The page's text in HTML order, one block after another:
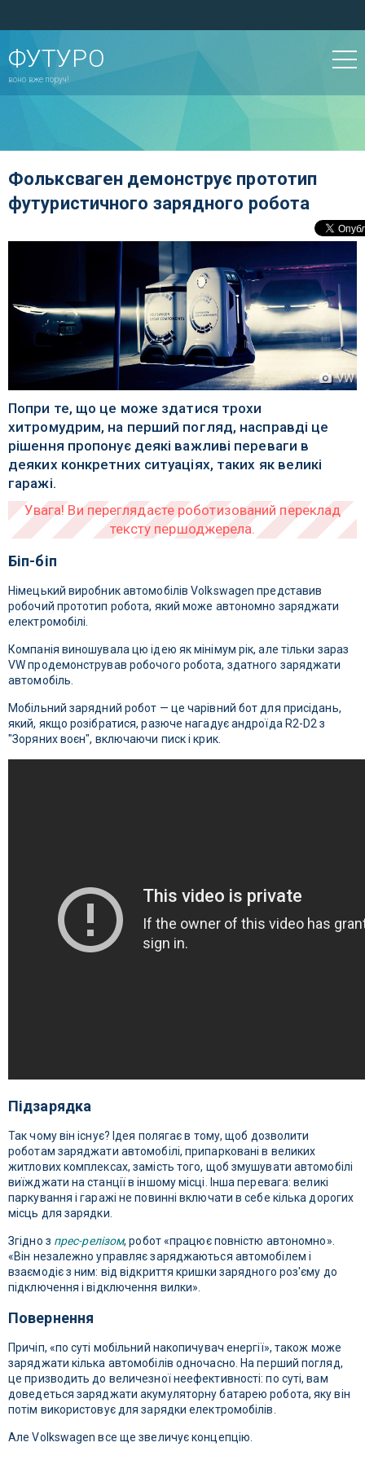
ФУТУРО
воно вже поруч!
Фольксваген демонструє прототип
футуристичного зарядного робота
VW
Попри те, що це може здатися трохи
хитромудрим, на перший погляд, насправді це
рішення пропонує деякі важливі переваги в
деяких конкретних ситуаціях, таких як великі
гаражі.
Біп-біп
Німецький виробник автомобілів Volkswagen представив
робочий прототип робота, який може автономно заряджати
електромобілі.
Компанія виношувала цю ідею як мінімум рік, але тільки зараз
VW продемонстрував робочого робота, здатного заряджати
автомобіль.
Мобільний зарядний робот — це чарівний бот для присідань,
який, якщо розібратися, разюче нагадує андроїда R2-D2 з
"Зоряних воєн", включаючи писк і крик.
Підзарядка
Так чому він існує? Ідея полягає в тому, щоб дозволити
роботам заряджати автомобілі, припарковані в великих
житлових комплексах, замість того, щоб змушувати автомобілі
виїжджати на станції в іншому місці. Інша перевага: великі
паркування і гаражі не повинні включати в себе кілька дорогих
місць для зарядки.
Згідно з прес-релізом, робот «працює повністю автономно».
«Він незалежно управляє заряджаються автомобілем і
взаємодіє з ним: від відкриття кришки зарядного роз'єму до
підключення і відключення вилки».
Повернення
Причіп, «по суті мобільний накопичувач енергії», також може
заряджати кілька автомобілів одночасно. На перший погляд,
це призводить до величезної неефективності: по суті, вам
доведеться заряджати акумуляторну батарею робота, яку він
потім використовує для зарядки електромобілів.
Але Volkswagen все ще звеличує концепцію.